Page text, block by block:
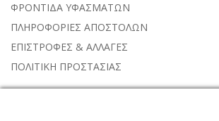
ΦΡΟΝΤΙΔΑ ΥΦΑΣΜΑΤΩΝ
ΠΛΗΡΟΦΟΡΙΕΣ ΑΠΟΣΤΟΛΩΝ
ΕΠΙΣΤΡΟΦΕΣ & ΑΛΛΑΓΕΣ
ΠΟΛΙΤΙΚΗ ΠΡΟΣΤΑΣΙΑΣ